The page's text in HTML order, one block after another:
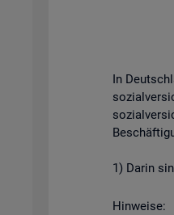
In
1) Darin
Hinweise: